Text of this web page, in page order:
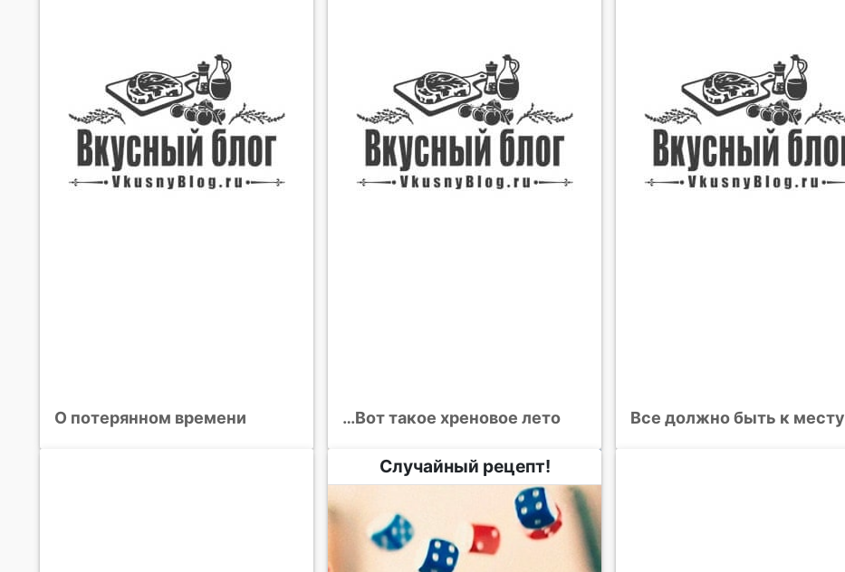
О потерянном времени …Вот такое хреновое лето Все должно быть к месту
Случайный рецепт!